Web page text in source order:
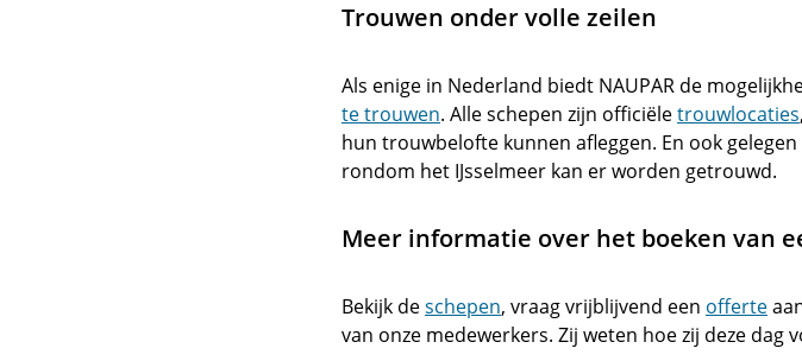
Trouwen onder volle zeilen
Als enige in Nederland biedt NAUPAR de
te trouwen. Alle schepen zijn officiëletrouwlocaties
hun trouwbelofte kunnen afleggen. En ook
rondom het IJsselmeer kan er worden getrouwd.
Meer informatie over het boeken van
Bekijk deschepen, vraag vrijblijvend een offerte
van onze medewerkers. Zij weten hoe zij deze dag